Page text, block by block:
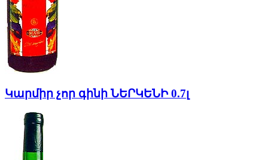
Կարմիր չոր գինի ՆԵՐԿԵՆԻ 0.7լ